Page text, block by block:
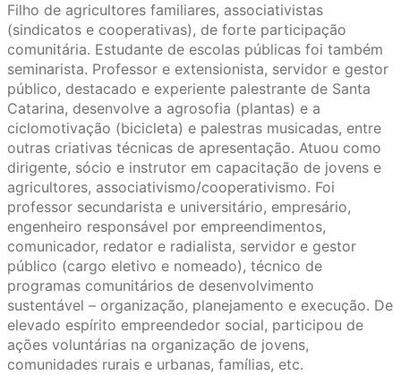
Filho de agricultores familiares, associativistas
(sindicatos e cooperativas), de forte participação
comunitária. Estudante de escolas públicas foi também
seminarista. Professor e extensionista, servidor e gestor
público, destacado e experiente palestrante de Santa
Catarina, desenvolve a agrosofia (plantas) e a
ciclomotivação (bicicleta) e palestras musicadas, entre
outras criativas técnicas de apresentação. Atuou como
dirigente, sócio e instrutor em capacitação de jovens e
agricultores, associativismo/cooperativismo. Foi
professor secundarista e universitário, empresário,
engenheiro responsável por empreendimentos,
comunicador, redator e radialista, servidor e gestor
público (cargo eletivo e nomeado), técnico de
programas comunitários de desenvolvimento
sustentável – organização, planejamento e execução. De
elevado espírito empreendedor social, participou de
ações voluntárias na organização de jovens,
comunidades rurais e urbanas, famílias, etc.